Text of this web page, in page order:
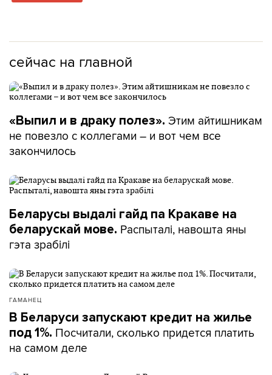
сейчас на главной
«Выпил и в драку полез». Этим айтишникам
не повезло с коллегами – и вот чем все
закончилось
Беларусы выдалі гайд па Кракаве на
беларускай мове. Распыталі, навошта яны
гэта зрабілі
ГАМАНЕЦ
В Беларуси запускают кредит на жилье
под 1%. Посчитали, сколько придется платить
на самом деле